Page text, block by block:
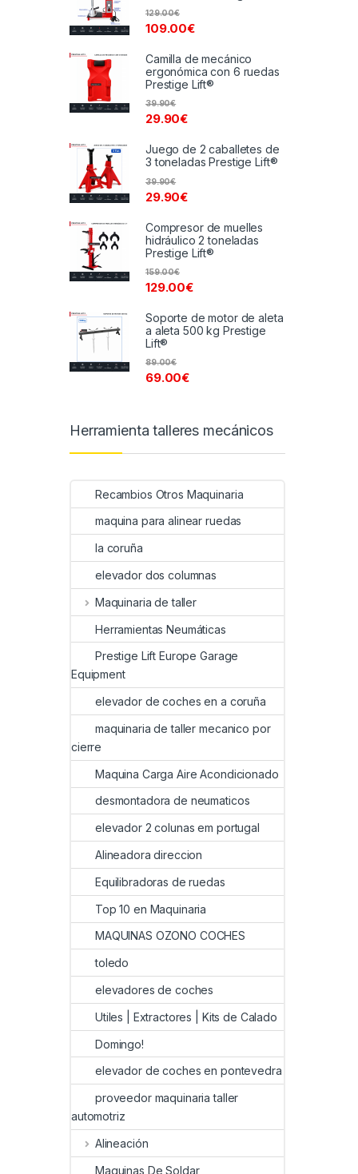
109.00€
129.00€
Camilla de mecánico
ergonómica con 6 ruedas
Prestige Lift®
29.90€
39.90€
Juego de 2 caballetes de
3 toneladas Prestige Lift®
29.90€
39.90€
Compresor de muelles
hidráulico 2 toneladas
Prestige Lift®
129.00€
159.00€
Soporte de motor de aleta
a aleta 500 kg Prestige
Lift®
69.00€
89.00€
Herramienta talleres mecánicos
Recambios Otros Maquinaria
maquina para alinear ruedas
la coruña
elevador dos columnas
Maquinaria de taller
Herramientas Neumáticas
Prestige Lift Europe Garage
Equipment
elevador de coches en a coruña
maquinaria de taller mecanico por
cierre
Maquina Carga Aire Acondicionado
desmontadora de neumaticos
elevador 2 colunas em portugal
Alineadora direccion
Equilibradoras de ruedas
Top 10 en Maquinaria
MAQUINAS OZONO COCHES
toledo
elevadores de coches
Utiles | Extractores | Kits de Calado
Domingo!
elevador de coches en pontevedra
proveedor maquinaria taller
automotriz
Alineación
Maquinas De Soldar